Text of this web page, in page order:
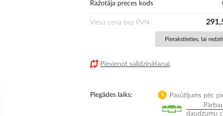
Ražotāja preces kods
Viesa cena bez PVN
Pierakstieties, lai
Pievienot salīdzināšanai
Piegādes laiks
Pasūtījums pēc
daudzumu